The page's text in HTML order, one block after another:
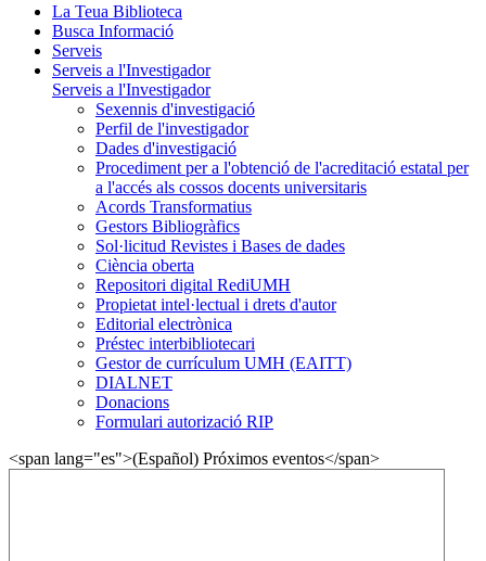
La Teua Biblioteca
Busca Informació
Serveis
Serveis a l'Investigador
Serveis a l'Investigador
Sexennis d'investigació
Perfil de l'investigador
Dades d'investigació
Procediment per a l'obtenció de l'acreditació estatal per
a l'accés als cossos docents universitaris
Acords Transformatius
Gestors Bibliogràfics
Sol·licitud Revistes i Bases de dades
Ciència oberta
Repositori digital RediUMH
Propietat intel·lectual i drets d'autor
Editorial electrònica
Préstec interbibliotecari
Gestor de currículum UMH (EAITT)
DIALNET
Donacions
Formulari autorizació RIP
<span lang="es">(Español) Próximos eventos</span>